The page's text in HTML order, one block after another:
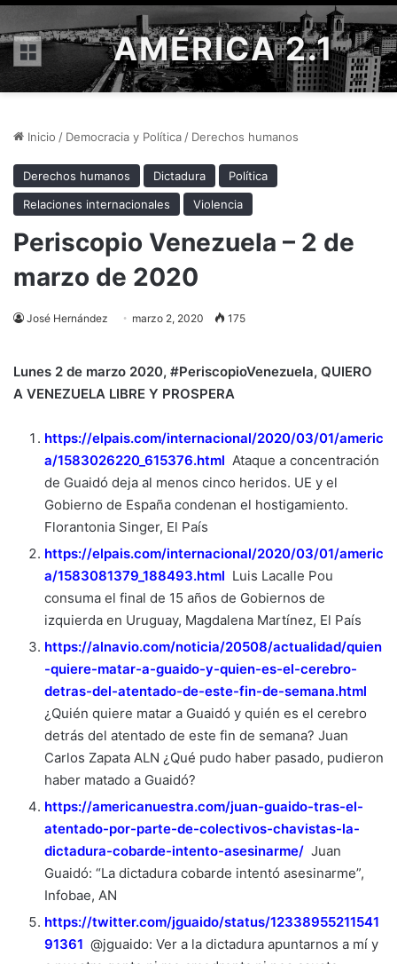
Menú AMÉRICA 2.1
Inicio / Democracia y Política / Derechos humanos
Derechos humanos Dictadura
Política
Relaciones internacionales
Violencia
Periscopio Venezuela – 2 de
marzo de 2020
José Hernández marzo 2, 2020 175
Lunes 2 de marzo 2020, #PeriscopioVenezuela, QUIERO
A VENEZUELA LIBRE Y PROSPERA
https://elpais.com/internacional/2020/03/01/americ
a/1583026220_615376.html Ataque a concentración
de Guaidó deja al menos cinco heridos. UE y el
Gobierno de España condenan el hostigamiento.
Florantonia Singer, El País
https://elpais.com/internacional/2020/03/01/americ
a/1583081379_188493.html Luis Lacalle Pou
consuma el final de 15 años de Gobiernos de
izquierda en Uruguay, Magdalena Martínez, El País
https://alnavio.com/noticia/20508/actualidad/quien
-quiere-matar-a-guaido-y-quien-es-el-cerebro-
detras-del-atentado-de-este-fin-de-semana.html
¿Quién quiere matar a Guaidó y quién es el cerebro
detrás del atentado de este fin de semana? Juan
Carlos Zapata ALN ¿Qué pudo haber pasado, pudieron
haber matado a Guaidó?
https://americanuestra.com/juan-guaido-tras-el-
atentado-por-parte-de-colectivos-chavistas-la-
dictadura-cobarde-intento-asesinarme/ Juan
Guaidó: “La dictadura cobarde intentó asesinarme”,
Infobae, AN
https://twitter.com/jguaido/status/12338955211541
91361 @jguaido: Ver a la dictadura apuntarnos a mí y